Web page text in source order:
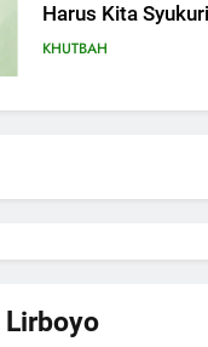
Harus Kita Syukuri
KHUTBAH
Pondok
Khutbah Jumat:
Cerita Mimbar